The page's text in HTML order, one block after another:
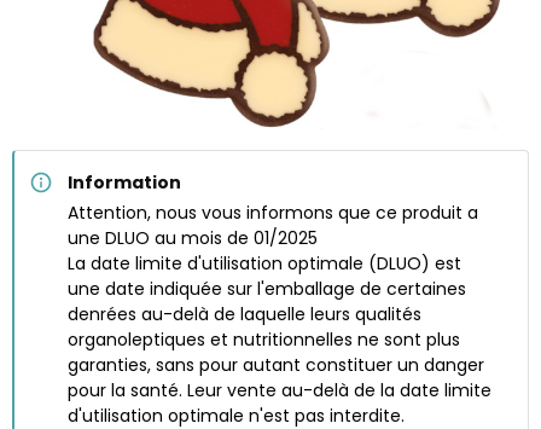
Information
Attention, nous vous informons que ce produit a
une DLUO au mois de 01/2025
La date limite d'utilisation optimale (DLUO) est
une date indiquée sur l'emballage de certaines
denrées au-delà de laquelle leurs qualités
organoleptiques et nutritionnelles ne sont plus
garanties, sans pour autant constituer un danger
pour la santé. Leur vente au-delà de la date limite
d'utilisation optimale n'est pas interdite.